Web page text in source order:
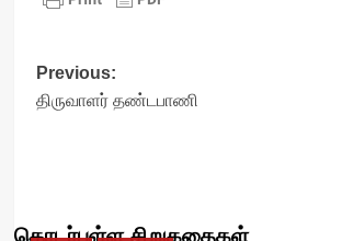
Post
navigation
Previous:
திருவாளர் தண்டபாணி
தொடர்புள்ள சிறுகதைகள்